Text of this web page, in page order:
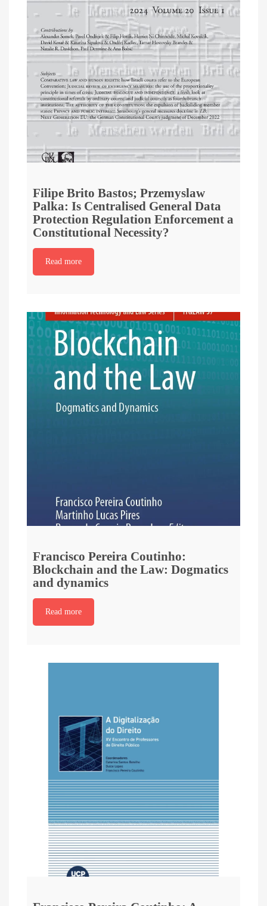
Filipe Brito Bastos; Przemyslaw
Palka: Is Centralised General Data
Protection Regulation Enforcement a
Constitutional Necessity?
Read more
Francisco Pereira Coutinho:
Blockchain and the Law: Dogmatics
and dynamics
Read more